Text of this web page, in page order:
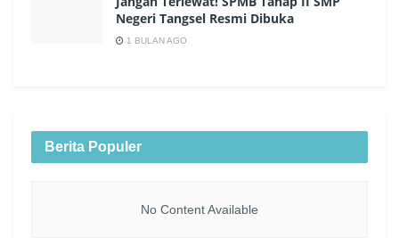
Negeri Tangsel Resmi Dibuka
1 BULAN AGO
Berita Populer
No Content Available